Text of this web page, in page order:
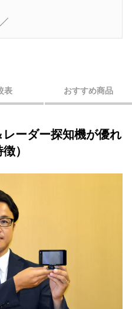
しい！レーダー探知機は
表 おすすめ商品
ーダー探知機が優れ
）